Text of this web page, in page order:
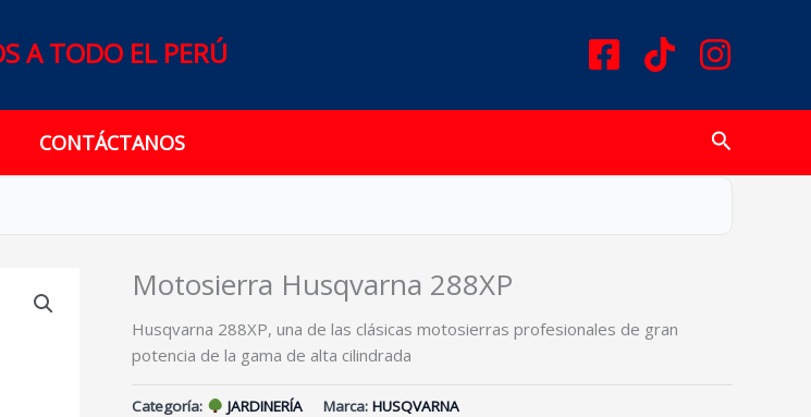
A TODO EL PERÚ
CONTÁCTANOS Buscar
Motosierra Husqvarna 288XP
Husqvarna 288XP, una de las clásicas motosierras profesionales de gran
potencia de la gama de alta cilindrada
Categoría: JARDINERÍA Marca:HUSQVARNA